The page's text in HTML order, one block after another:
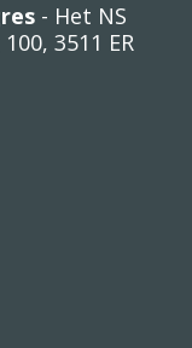
- Het NS
3511 ER